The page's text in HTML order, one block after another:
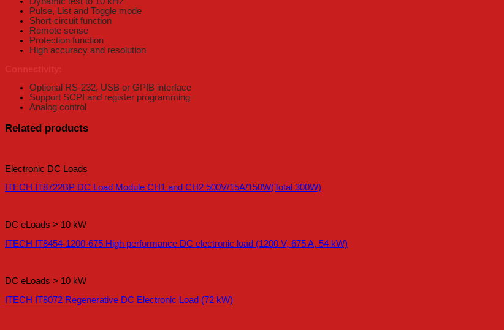
Pulse, List and Toggle mode
Short-circuit function
Remote sense
Protection function
High accuracy and resolution
Optional RS-232, USB or GPIB interface
Support SCPI and register programming
Analog control
Related products
Electronic DC Loads
ITECH IT8722BP DC Load Module CH1 and CH2 500V/15A/150W(Total 300W)
DC eLoads > 10 kW
ITECH IT8454-1200-675 High performance DC electronic load (1200 V, 675 A, 54 kW)
DC eLoads > 10 kW
ITECH IT8072 Regenerative DC Electronic Load (72 kW)